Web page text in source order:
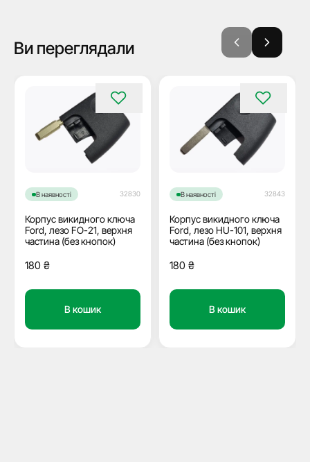
Ви переглядали
В наявності 32830
Корпус викидного ключа
Ford, лезо FO-21, верхня
частина (без кнопок)
180 ₴
В кошик
В наявності 32843
Корпус викидного ключа
Ford, лезо HU-101, верхня
частина (без кнопок)
180 ₴
В кошик